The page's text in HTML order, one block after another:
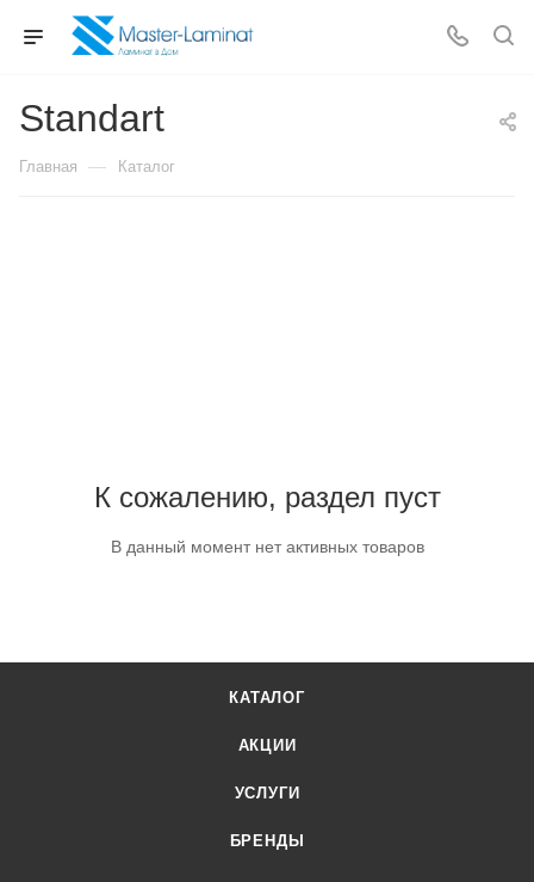
Standart
Главная — Каталог
К сожалению, раздел пуст
В данный момент нет активных товаров
КАТАЛОГ
АКЦИИ
УСЛУГИ
БРЕНДЫ